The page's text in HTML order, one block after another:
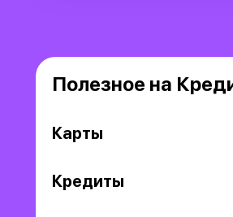
Полезное на
Карты
Кредиты